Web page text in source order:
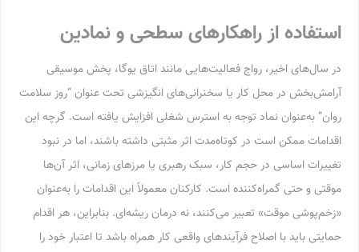
استفاده از راهکارهای سطحی و نمادین
در سال‌های اخیر، رواج فعالیت‌هایی مانند اتاق یوگا، پخش موسیقی
آرامش‌بخش در محل کار یا سخنرانی‌های انگیزشی تحت عنوان “روز سلامت
روان” به‌عنوان نماد توجه به استرس شغلی افزایش یافته است. گرچه این
اقدامات ممکن است در کوتاه‌مدت اثر مثبتی داشته باشند، اما در نبود
تغییرات اساسی در حجم کار، سبک رهبری یا مرزهای زمانی، اثر آن‌ها
موقتی و حتی گمراه‌کننده است. کارکنان معمولاً این اقدامات را به‌عنوان
«زخم‌پوشی موقت» تعبیر می‌کنند، نه درمان ریشه‌ای. بنابراین، هر اقدام
حمایتی باید با اصلاح فرآیندهای واقعی کار همراه باشد تا اعتبار خود را